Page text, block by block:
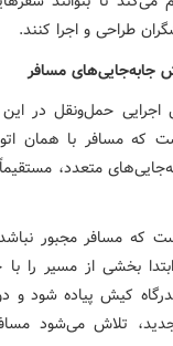
طراحی و اجرا کنند.
جابه‌جایی‌های مسافر
اجرایی حمل‌ونقل در
که مسافر با همان
متعدد،
که مسافر مجبور نباشد
بخشی از مسیر را
کیش پیاده شود و
تلاش می‌شود